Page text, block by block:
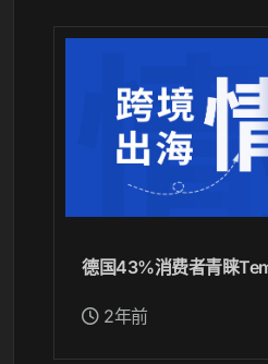
德国43%消费者青睐
2年前